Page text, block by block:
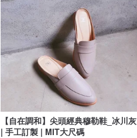
【自在調和】尖頭經典穆勒鞋_冰川灰
| 手工訂製 | MIT大尺碼